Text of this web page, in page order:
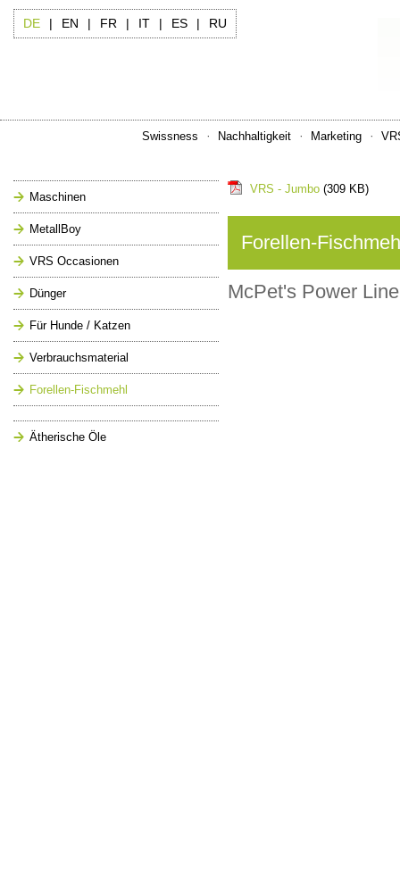
DE | EN | FR | IT | ES | RU
Swissness Nachhaltigkeit Marketing
Maschinen
MetallBoy
VRS Occasionen
Dünger
Für Hunde / Katzen
Verbrauchsmaterial
Forellen-Fischmehl
Ätherische Öle
VRS - Jumbo (309 KB)
Forellen-
McPet's Power Line